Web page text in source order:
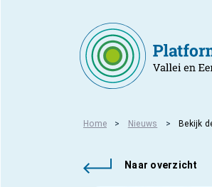
Home Nieuws Bekijk
Naar overzicht